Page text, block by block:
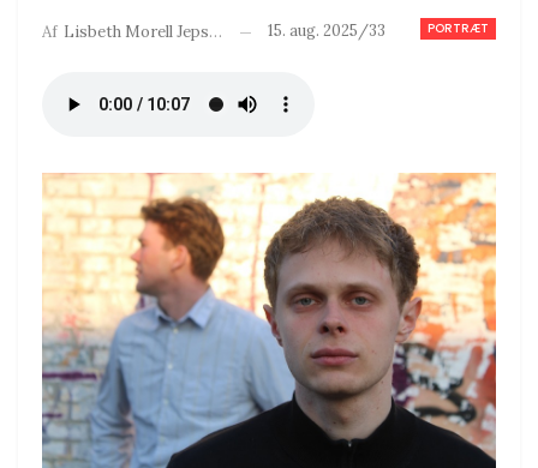
PORTRÆT
Af Lisbeth Morell Jepsen 15. aug. 2025/33